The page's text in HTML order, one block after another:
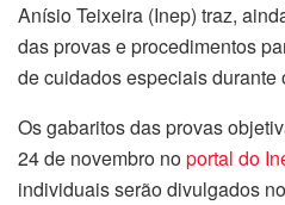
Anísio Teixeira (Inep) traz,
das provas e procedimentos
de cuidados especiais durante
Os gabaritos das provas
24 de novembro noportal do
individuais serão divulgados